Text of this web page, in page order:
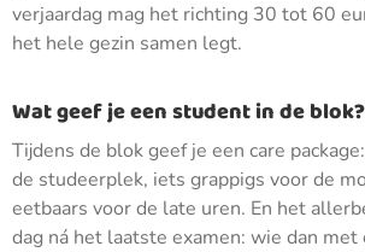
verjaardag mag het richting 30 tot 60
het hele gezin samen legt.
Wat geef je een student in de blok?
Tijdens de blok geef je een care
de studeerplek, iets grappigs voor de
eetbaars voor de late uren. En het
dag ná het laatste examen: wie dan met